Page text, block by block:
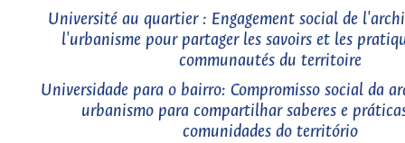
Université au quartier : Engagement social de
l'urbanisme pour partager les savoirs et les
communautés du territoire
Universidade para o bairro: Compromisso social da
urbanismo para compartilhar saberes e
comunidades do território